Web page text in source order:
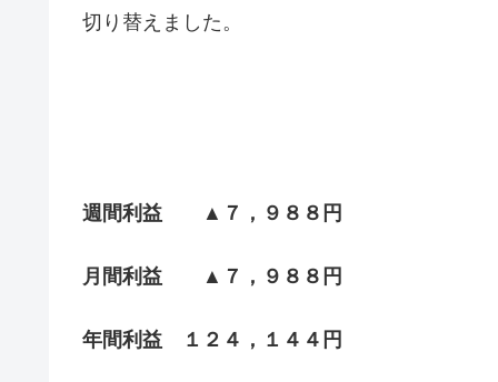
切り替えました。
週間利益 ▲７，９８８円
月間利益 ▲７，９８８円
年間利益 １２４，１４４円